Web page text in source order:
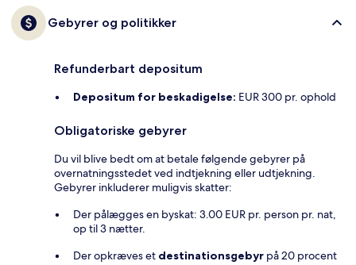
Gebyrer og politikker
Refunderbart depositum
Depositum for beskadigelse: EUR 300 pr. ophold
Obligatoriske gebyrer
Du vil blive bedt om at betale følgende gebyrer på
overnatningsstedet ved indtjekning eller udtjekning.
Gebyrer inkluderer muligvis skatter:
Der pålægges en byskat: 3.00 EUR pr. person pr. nat,
op til 3 nætter.
Der opkræves et destinationsgebyr på 20 procent